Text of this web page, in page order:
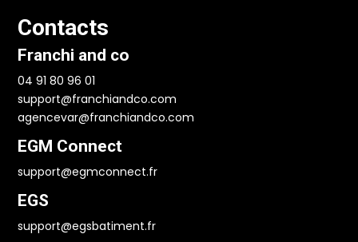
Contacts
Franchi and co
04 91 80 96 01
support@franchiandco.com
agencevar@franchiandco.com
EGM Connect
support@egmconnect.fr
EGS
support@egsbatiment.fr